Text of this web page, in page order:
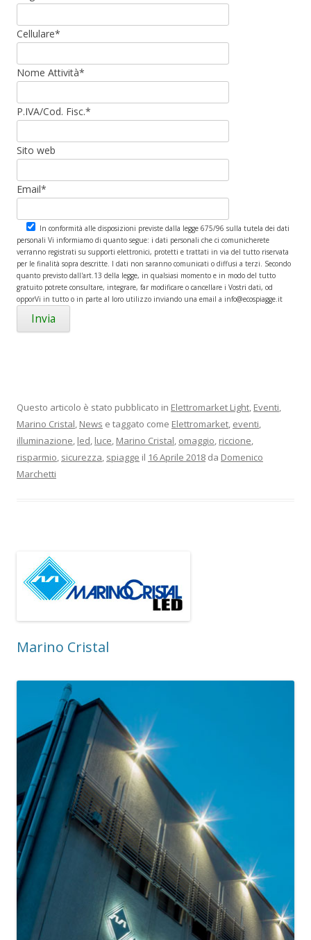
Cellulare*
Nome Attività*
P.IVA/Cod. Fisc.*
Sito web
Email*
In conformità alle disposizioni previste dalla legge 675/96 sulla tutela dei dati
personali Vi informiamo di quanto segue: i dati personali che ci comunicherete
verranno registrati su supporti elettronici, protetti e trattati in via del tutto riservata
per le finalità sopra descritte. I dati non saranno comunicati o diffusi a terzi. Secondo
quanto previsto dall'art.13 della legge, in qualsiasi momento e in modo del tutto
gratuito potrete consultare, integrare, far modificare o cancellare i Vostri dati, od
opporVi in tutto o in parte al loro utilizzo inviando una email a info@ecospiagge.it
Questo articolo è stato pubblicato in Elettromarket Light, Eventi,
Marino Cristal, News e taggato come Elettromarket, eventi,
illuminazione, led, luce, Marino Cristal, omaggio, riccione,
risparmio, sicurezza, spiagge il 16 Aprile 2018 da Domenico
Marchetti
Marino Cristal